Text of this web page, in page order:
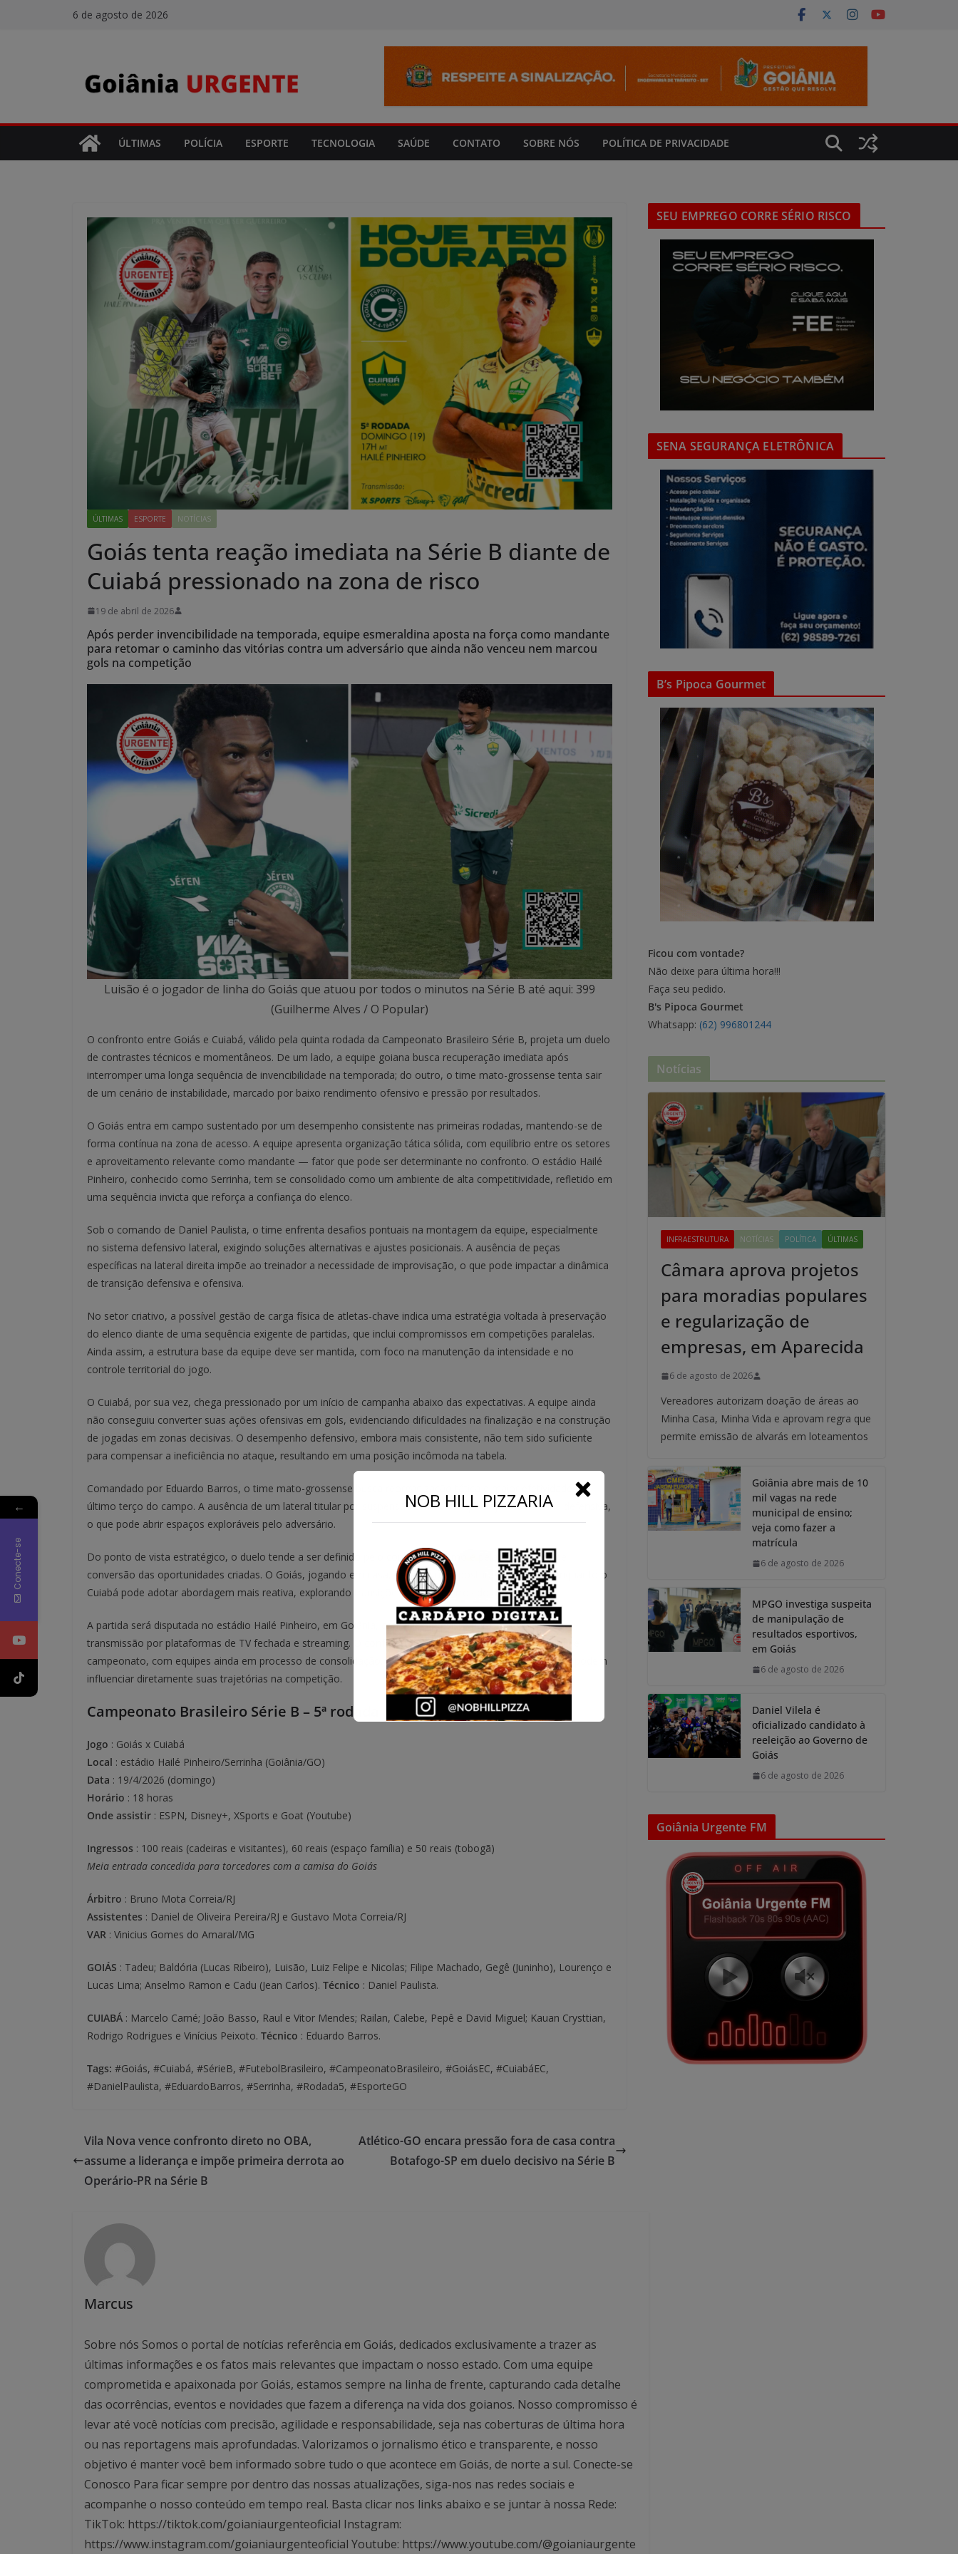
6 de agosto de 2026
ÚLTIMAS POLÍCIA ESPORTE TECNOLOGIA SAÚDE CONTATO SOBRE NÓS POLÍTICA DE PRIVACIDADE
ÚLTIMAS ESPORTE NOTÍCIAS
Goiás tenta reação imediata na Série B diante de
Cuiabá pressionado na zona de risco
19 de abril de 2026
Após perder invencibilidade na temporada, equipe esmeraldina aposta na força como mandante
para retomar o caminho das vitórias contra um adversário que ainda não venceu nem marcou
gols na competição
Luisão é o jogador de linha do Goiás que atuou por todos o minutos na Série B até aqui: 399
(Guilherme Alves / O Popular)
O confronto entre Goiás e Cuiabá, válido pela quinta rodada da Campeonato Brasileiro Série B, projeta um duelo
de contrastes técnicos e momentâneos. De um lado, a equipe goiana busca recuperação imediata após
interromper uma longa sequência de invencibilidade na temporada; do outro, o time mato-grossense tenta sair
de um cenário de instabilidade, marcado por baixo rendimento ofensivo e pressão por resultados.
O Goiás entra em campo sustentado por um desempenho consistente nas primeiras rodadas, mantendo-se de
forma contínua na zona de acesso. A equipe apresenta organização tática sólida, com equilíbrio entre os setores
e aproveitamento relevante como mandante — fator que pode ser determinante no confronto. O estádio Hailé
Pinheiro, conhecido como Serrinha, tem se consolidado como um ambiente de alta competitividade, refletido em
uma sequência invicta que reforça a confiança do elenco.
Sob o comando de Daniel Paulista, o time enfrenta desafios pontuais na montagem da equipe, especialmente
no sistema defensivo lateral, exigindo soluções alternativas e ajustes posicionais. A ausência de peças
específicas na lateral direita impõe ao treinador a necessidade de improvisação, o que pode impactar a dinâmica
de transição defensiva e ofensiva.
No setor criativo, a possível gestão de carga física de atletas-chave indica uma estratégia voltada à preservação
do elenco diante de uma sequência exigente de partidas, que inclui compromissos em competições paralelas.
Ainda assim, a estrutura base da equipe deve ser mantida, com foco na manutenção da intensidade e no
controle territorial do jogo.
O Cuiabá, por sua vez, chega pressionado por um início de campanha abaixo das expectativas. A equipe ainda
não conseguiu converter suas ações ofensivas em gols, evidenciando dificuldades na finalização e na construção
de jogadas em zonas decisivas. O desempenho defensivo, embora mais consistente, não tem sido suficiente
para compensar a ineficiência no ataque, resultando em uma posição incômoda na tabela.
Comandado por Eduardo Barros, o time mato-grossense busca reorganização tática e maior efetividade no
último terço do campo. A ausência de um lateral titular por suspensão também impõe ajustes na linha defensiva,
o que pode abrir espaços exploráveis pelo adversário.
Do ponto de vista estratégico, o duelo tende a ser definido pelo controle de ritmo e pela capacidade de
conversão das oportunidades criadas. O Goiás, jogando em casa, deve assumir postura propositiva, enquanto o
Cuiabá pode adotar abordagem mais reativa, explorando transições rápidas e erros do adversário.
A partida será disputada no estádio Hailé Pinheiro, em Goiânia, com início previsto para as 18h, e terá
transmissão por plataformas de TV fechada e streaming. O confronto reúne elementos típicos de início de
campeonato, com equipes ainda em processo de consolidação, mas já pressionadas por resultados que podem
influenciar diretamente suas trajetórias na competição.
Campeonato Brasileiro Série B – 5ª rodada
Jogo : Goiás x Cuiabá
Local : estádio Hailé Pinheiro/Serrinha (Goiânia/GO)
Data : 19/4/2026 (domingo)
Horário : 18 horas
Onde assistir : ESPN, Disney+, XSports e Goat (Youtube)
Ingressos : 100 reais (cadeiras e visitantes), 60 reais (espaço família) e 50 reais (tobogã)
Meia entrada concedida para torcedores com a camisa do Goiás
Árbitro : Bruno Mota Correia/RJ
Assistentes : Daniel de Oliveira Pereira/RJ e Gustavo Mota Correia/RJ
VAR : Vinicius Gomes do Amaral/MG
GOIÁS : Tadeu; Baldória (Lucas Ribeiro), Luisão, Luiz Felipe e Nicolas; Filipe Machado, Gegê (Juninho), Lourenço e
Lucas Lima; Anselmo Ramon e Cadu (Jean Carlos). Técnico : Daniel Paulista.
CUIABÁ : Marcelo Carné; João Basso, Raul e Vitor Mendes; Railan, Calebe, Pepê e David Miguel; Kauan Crysttian,
Rodrigo Rodrigues e Vinícius Peixoto. Técnico : Eduardo Barros.
Tags: #Goiás, #Cuiabá, #SérieB, #FutebolBrasileiro, #CampeonatoBrasileiro, #GoiásEC, #CuiabáEC,
#DanielPaulista, #EduardoBarros, #Serrinha, #Rodada5, #EsporteGO
Vila Nova vence confronto direto no OBA,
assume a liderança e impõe primeira derrota ao
Operário-PR na Série B
Atlético-GO encara pressão fora de casa contra
Botafogo-SP em duelo decisivo na Série B
Marcus
Sobre nós Somos o portal de notícias referência em Goiás, dedicados exclusivamente a trazer as
últimas informações e os fatos mais relevantes que impactam o nosso estado. Com uma equipe
comprometida e apaixonada por Goiás, estamos sempre na linha de frente, capturando cada detalhe
das ocorrências, eventos e novidades que fazem a diferença na vida dos goianos. Nosso compromisso é
levar até você notícias com precisão, agilidade e responsabilidade, seja nas coberturas de última hora
ou nas reportagens mais aprofundadas. Valorizamos o jornalismo ético e transparente, e nosso
objetivo é manter você bem informado sobre tudo o que acontece em Goiás, de norte a sul. Conecte-se
Conosco Para ficar sempre por dentro das nossas atualizações, siga-nos nas redes sociais e
acompanhe o nosso conteúdo em tempo real. Basta clicar nos links abaixo e se juntar à nossa Rede:
TikTok: https://tiktok.com/goianiaurgenteoficial Instagram:
https://www.instagram.com/goianiaurgenteoficial Youtube: https://www.youtube.com/@goianiaurgente
SEU EMPREGO CORRE SÉRIO RISCO
SENA SEGURANÇA ELETRÔNICA
B’s Pipoca Gourmet
Ficou com vontade?
Não deixe para última hora!!!
Faça seu pedido.
B's Pipoca Gourmet
Whatsapp: (62) 996801244
Notícias
INFRAESTRUTURA NOTÍCIAS POLÍTICA ÚLTIMAS
Câmara aprova projetos
para moradias populares
e regularização de
empresas, em Aparecida
6 de agosto de 2026
Vereadores autorizam doação de áreas ao
Minha Casa, Minha Vida e aprovam regra que
permite emissão de alvarás em loteamentos
Goiânia abre mais de 10
mil vagas na rede
municipal de ensino;
veja como fazer a
matrícula
6 de agosto de 2026
MPGO investiga suspeita
de manipulação de
resultados esportivos,
em Goiás
6 de agosto de 2026
Daniel Vilela é
oficializado candidato à
reeleição ao Governo de
Goiás
6 de agosto de 2026
Goiânia Urgente FM
←
Conecte-se
NOB HILL PIZZARIA